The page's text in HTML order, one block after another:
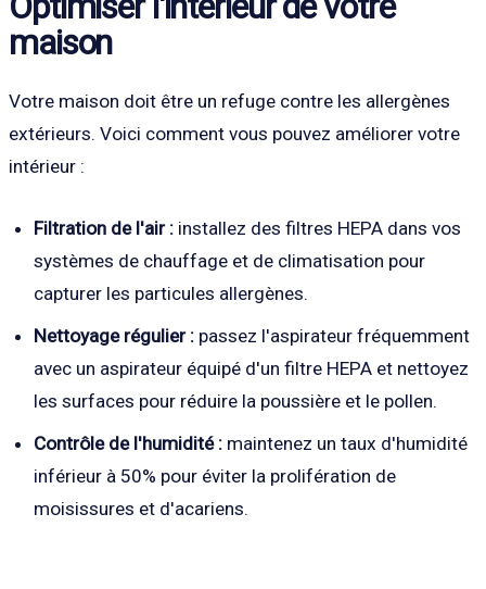
maison
Votre maison doit être un refuge contre les allergènes
extérieurs. Voici comment vous pouvez améliorer votre
intérieur :
Filtration de l'air : installez des filtres HEPA dans vos
systèmes de chauffage et de climatisation pour
capturer les particules allergènes.
Nettoyage régulier : passez l'aspirateur fréquemment
avec un aspirateur équipé d'un filtre HEPA et nettoyez
les surfaces pour réduire la poussière et le pollen.
Contrôle de l'humidité : maintenez un taux d'humidité
inférieur à 50% pour éviter la prolifération de
moisissures et d'acariens.